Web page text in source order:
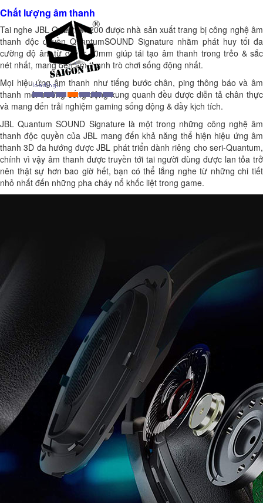
Chất lượng âm thanh
Tai nghe JBL Quantum 200 được nhà sản xuất trang bị công nghệ âm
thanh độc quyền QuantumSOUND Signature nhằm phát huy tối đa
cường độ âm từ driver 50mm giúp tái tạo âm thanh trong trẻo & sắc
nét nhất, mang đến âm thanh trò chơi sống động nhất.
Mọi hiệu ứng âm thanh như tiếng bước chân, ping thông báo và âm
thanh môi trường sống động xung quanh đều được diễn tả chân thực
và mang đến trải nghiệm gaming sống động & đầy kịch tích.
JBL Quantum SOUND Signature là một trong những công nghệ âm
thanh độc quyền của JBL mang đến khả năng thể hiện hiệu ứng âm
thanh 3D đa hướng được JBL phát triển dành riêng cho seri-Quantum,
chính vì vậy âm thanh được truyền tới tai người dùng được lan tỏa trở
nên thật sự hơn bao giờ hết, bạn có thể lắng nghe từ những chi tiết
nhỏ nhất đến những pha cháy nổ khốc liệt trong game.